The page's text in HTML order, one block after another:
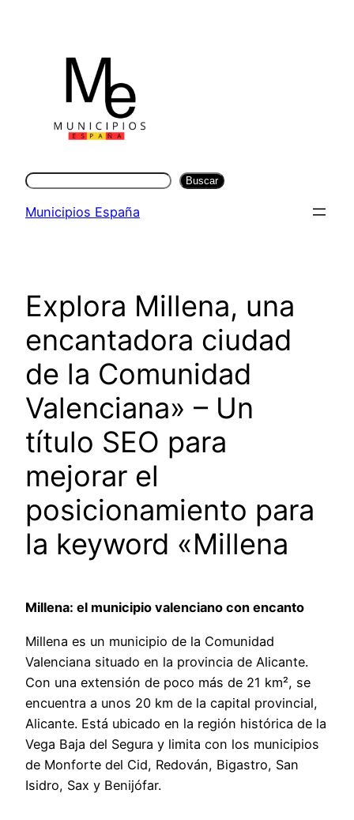
contenido
Buscar Buscar
Municipios España
Explora Millena, una
encantadora ciudad
de la Comunidad
Valenciana» – Un
título SEO para
mejorar el
posicionamiento para
la keyword «Millena
Millena: el municipio valenciano con encanto
Millena es un municipio de la Comunidad
Valenciana situado en la provincia de Alicante.
Con una extensión de poco más de 21 km², se
encuentra a unos 20 km de la capital provincial,
Alicante. Está ubicado en la región histórica de la
Vega Baja del Segura y limita con los municipios
de Monforte del Cid, Redován, Bigastro, San
Isidro, Sax y Benijófar.